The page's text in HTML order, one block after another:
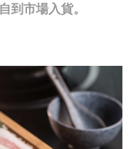
到市場入貨。